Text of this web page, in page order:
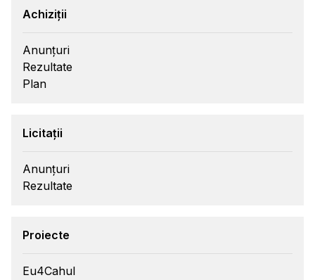
Achiziții
Anunțuri
Rezultate
Plan
Licitații
Anunțuri
Rezultate
Proiecte
Eu4Cahul